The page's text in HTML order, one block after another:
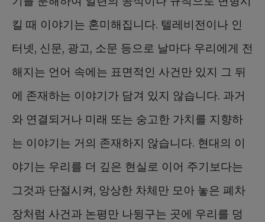
킬 때 이야기는 혼미해집니다. 텔레비전이나 인
터넷, 신문, 광고, 소문 등으로 날마다 우리에게 전
해지는 언어 속에는 표면적인 사건만 있지 그 뒤
에 존재하는 이야기가 담겨 있지 않습니다. 과거
와 연결되거나 미래 또는 숭고한 가치를 지향하
는 이야기는 거의 존재하지 않습니다. 현대의 이
야기는 우리를 더 깊은 현실로 이어 주기보다는
그것과 단절시켜, 앙상한 차체만 모아 놓은 폐차
장처럼 사건과 논평만 나뒹구는 곳에 우리를 덩